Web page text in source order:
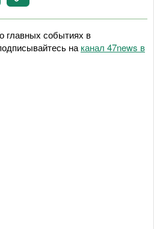
главных событиях в
на канал 47news в